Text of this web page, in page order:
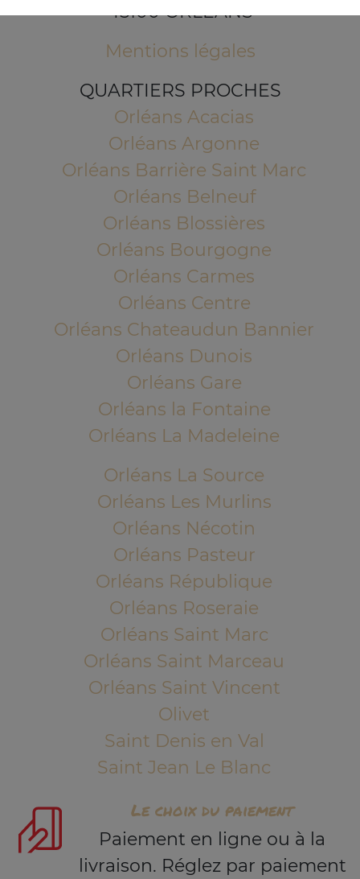
45100 ORLEANS
Mentions légales
QUARTIERS PROCHES
Orléans Acacias
Orléans Argonne
Orléans Barrière Saint Marc
Orléans Belneuf
Orléans Blossières
Orléans Bourgogne
Orléans Carmes
Orléans Centre
Orléans Chateaudun Bannier
Orléans Dunois
Orléans Gare
Orléans la Fontaine
Orléans La Madeleine
Orléans La Source
Orléans Les Murlins
Orléans Nécotin
Orléans Pasteur
Orléans République
Orléans Roseraie
Orléans Saint Marc
Orléans Saint Marceau
Orléans Saint Vincent
Olivet
Saint Denis en Val
Saint Jean Le Blanc
Le choix du paiement
Paiement en ligne ou à la
livraison. Réglez par paiement